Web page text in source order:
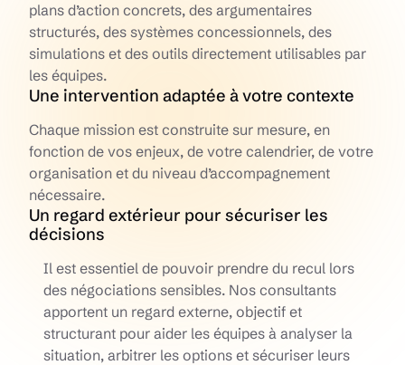
plans d’action concrets, des argumentaires
structurés, des systèmes concessionnels, des
simulations et des outils directement utilisables par
les équipes.
Une intervention adaptée à votre contexte
Chaque mission est construite sur mesure, en
fonction de vos enjeux, de votre calendrier, de votre
organisation et du niveau d’accompagnement
nécessaire.
Un regard extérieur pour sécuriser les
décisions
Il est essentiel de pouvoir prendre du recul lors
des négociations sensibles. Nos consultants
apportent un regard externe, objectif et
structurant pour aider les équipes à analyser la
situation, arbitrer les options et sécuriser leurs